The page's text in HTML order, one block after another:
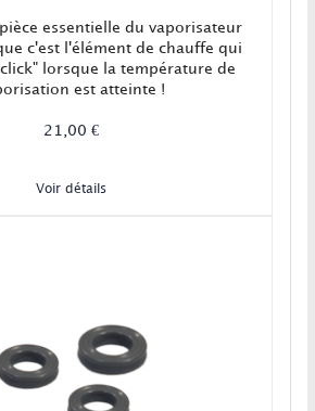
pièce essentielle du vaporisateur
c'est l'élément de chauffe qui
lorsque la température de
est atteinte !
21,00 €
Voir détails